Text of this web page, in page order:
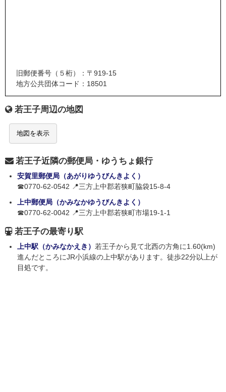
旧郵便番号（５桁）：〒919-15
地方公共団体コード：18501
若王子周辺の地図
地図を表示
若王子近隣の郵便局・ゆうちょ銀行
安賀里郵便局（あがりゆうびんきよく）
☎0770-62-0542 📍三方上中郡若狭町脇袋15-8-4
上中郵便局（かみなかゆうびんきよく）
☎0770-62-0042 📍三方上中郡若狭町市場19-1-1
若王子の最寄り駅
上中駅（かみなかえき） 若王子から見て北西の方角に1.60(km)
進んだところにJR小浜線の上中駅があります。徒歩22分以上が
目処です。